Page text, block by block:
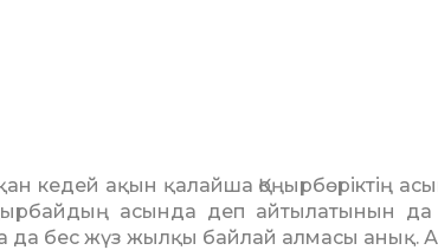
кедей ақын қа­­лайша Қоңырбөріктің
асын­­да деп айтылатынын да
да бес жүз жыл­­қы байлай алмасы анық.